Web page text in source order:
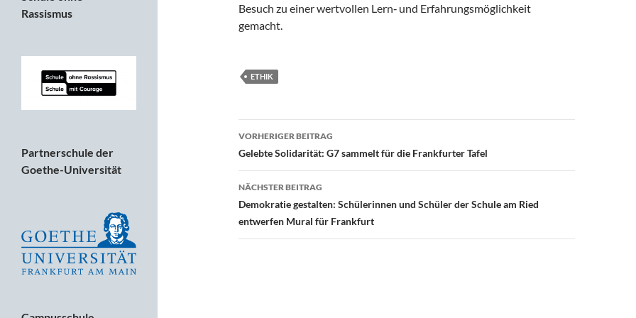
Besuch zu einer wertvollen Lern‑ und Erfahrungsmöglichkeit
gemacht.
ETHIK
Beitragsnavigation
VORHERIGER BEITRAG
Gelebte Solidarität: G7 sammelt für die Frankfurter Tafel
NÄCHSTER BEITRAG
Demokratie gestalten: Schülerinnen und Schüler der Schule am Ried
entwerfen Mural für Frankfurt
Rassismus
Partnerschule der
Goethe-Universität